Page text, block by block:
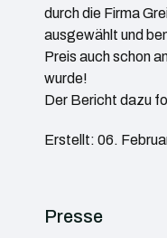
durch die Firma
ausgewählt und
Preis auch schon
wurde!
Der Bericht dazu
Erstellt: 06.
Presse